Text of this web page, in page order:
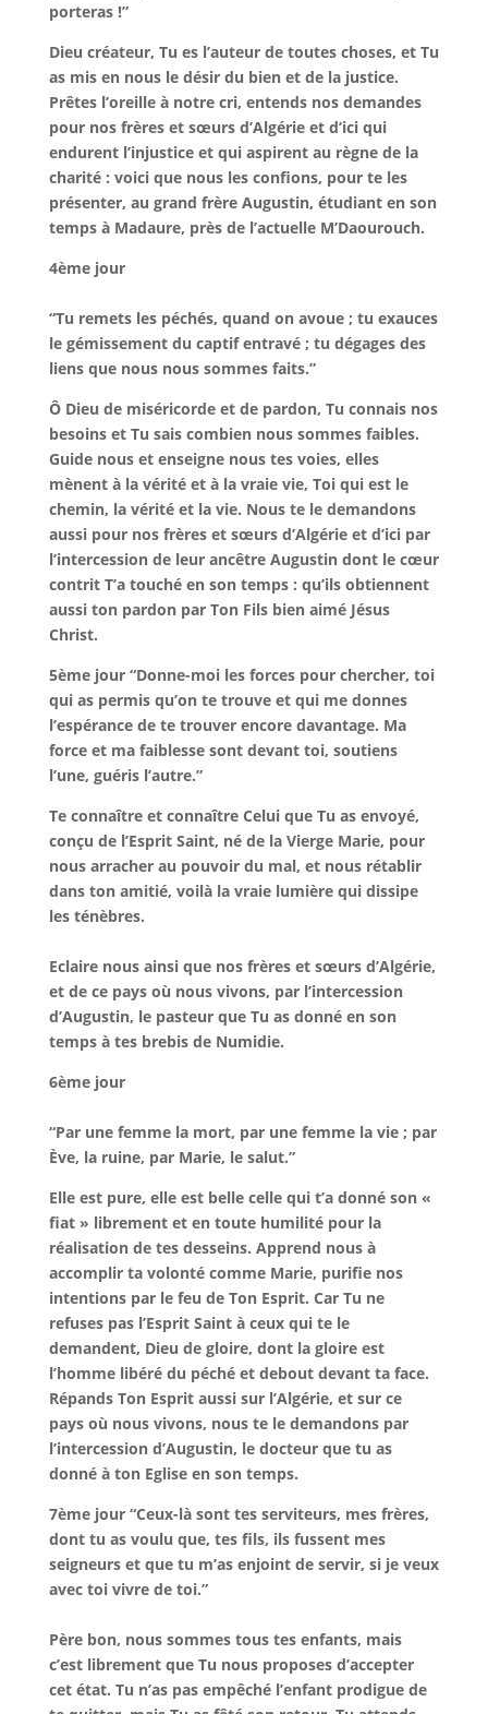
porteras !”
Dieu créateur, Tu es l’auteur de toutes choses, et Tu
as mis en nous le désir du bien et de la justice.
Prêtes l’oreille à notre cri, entends nos demandes
pour nos frères et sœurs d’Algérie et d’ici qui
endurent l’injustice et qui aspirent au règne de la
charité : voici que nous les confions, pour te les
présenter, au grand frère Augustin, étudiant en son
temps à Madaure, près de l’actuelle M’Daourouch.
4ème jour
“Tu remets les péchés, quand on avoue ; tu exauces
le gémissement du captif entravé ; tu dégages des
liens que nous nous sommes faits.”
Ô Dieu de miséricorde et de pardon, Tu connais nos
besoins et Tu sais combien nous sommes faibles.
Guide nous et enseigne nous tes voies, elles
mènent à la vérité et à la vraie vie, Toi qui est le
chemin, la vérité et la vie. Nous te le demandons
aussi pour nos frères et sœurs d’Algérie et d’ici par
l’intercession de leur ancêtre Augustin dont le cœur
contrit T’a touché en son temps : qu’ils obtiennent
aussi ton pardon par Ton Fils bien aimé Jésus
Christ.
5ème jour “Donne-moi les forces pour chercher, toi
qui as permis qu’on te trouve et qui me donnes
l’espérance de te trouver encore davantage. Ma
force et ma faiblesse sont devant toi, soutiens
l’une, guéris l’autre.”
Te connaître et connaître Celui que Tu as envoyé,
conçu de l’Esprit Saint, né de la Vierge Marie, pour
nous arracher au pouvoir du mal, et nous rétablir
dans ton amitié, voilà la vraie lumière qui dissipe
les ténèbres.
Eclaire nous ainsi que nos frères et sœurs d’Algérie,
et de ce pays où nous vivons, par l’intercession
d’Augustin, le pasteur que Tu as donné en son
temps à tes brebis de Numidie.
6ème jour
“Par une femme la mort, par une femme la vie ; par
Ève, la ruine, par Marie, le salut.”
Elle est pure, elle est belle celle qui t’a donné son «
fiat » librement et en toute humilité pour la
réalisation de tes desseins. Apprend nous à
accomplir ta volonté comme Marie, purifie nos
intentions par le feu de Ton Esprit. Car Tu ne
refuses pas l’Esprit Saint à ceux qui te le
demandent, Dieu de gloire, dont la gloire est
l’homme libéré du péché et debout devant ta face.
Répands Ton Esprit aussi sur l’Algérie, et sur ce
pays où nous vivons, nous te le demandons par
l’intercession d’Augustin, le docteur que tu as
donné à ton Eglise en son temps.
7ème jour “Ceux-là sont tes serviteurs, mes frères,
dont tu as voulu que, tes fils, ils fussent mes
seigneurs et que tu m’as enjoint de servir, si je veux
avec toi vivre de toi.”
Père bon, nous sommes tous tes enfants, mais
c’est librement que Tu nous proposes d’accepter
cet état. Tu n’as pas empêché l’enfant prodigue de